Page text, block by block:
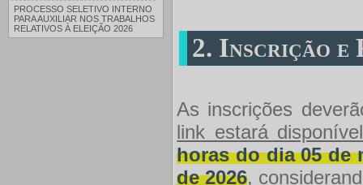
PROCESSO SELETIVO INTERNO
PARA AUXILIAR NOS TRABALHOS
RELATIVOS À ELEIÇÃO 2026
2. Inscrição e
As inscrições
link estará
horas do dia 05 de
de 2026,